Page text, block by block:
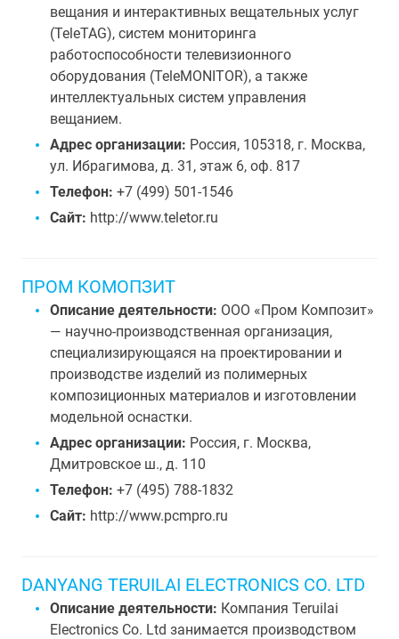
вещания и интерактивных вещательных услуг
(TeleTAG), систем мониторинга
работоспособности телевизионного
оборудования (TeleMONITOR), а также
интеллектуальных систем управления
вещанием.
Адрес организации: Россия, 105318, г. Москва,
ул. Ибрагимова, д. 31, этаж 6, оф. 817
Телефон: +7 (499) 501-1546
Сайт: http://www.teletor.ru
ПРОМ КОМОПЗИТ
Описание деятельности: ООО «Пром Композит»
— научно-производственная организация,
специализирующаяся на проектировании и
производстве изделий из полимерных
композиционных материалов и изготовлении
модельной оснастки.
Адрес организации: Россия, г. Москва,
Дмитровское ш., д. 110
Телефон: +7 (495) 788-1832
Сайт: http://www.pcmpro.ru
DANYANG TERUILAI ELECTRONICS CO. LTD
Описание деятельности: Компания Teruilai
Electronics Co. Ltd занимается производством